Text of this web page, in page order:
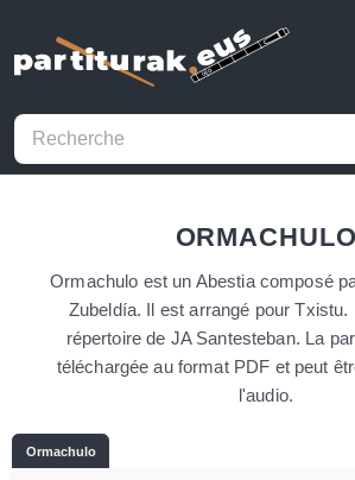
ORMACHULO
Ormachulo est un Abestia composé
Zubeldía. Il est arrangé pour Txistu.
répertoire de JA Santesteban. La
téléchargée au format PDF et peut
l'audio.
Ormachulo